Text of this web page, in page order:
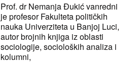
Prof. dr Nemanja Đukić vanredni
je profesor Fakulteta političkih
nauka Univerziteta u Banjoj Luci,
autor brojnih knjiga iz oblasti
sociologije, socioloških analiza i
kolumni,